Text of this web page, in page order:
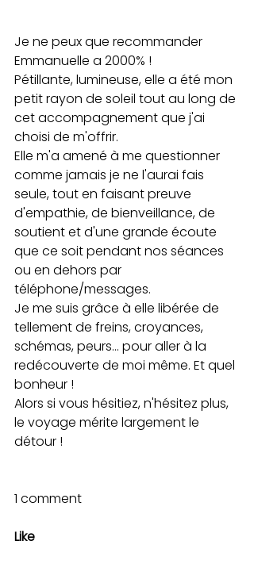
Je ne peux que recommander
Emmanuelle a 2000% !
Pétillante, lumineuse, elle a été mon
petit rayon de soleil tout au long de
cet accompagnement que j'ai
choisi de m'offrir.
Elle m'a amené à me questionner
comme jamais je ne l'aurai fais
seule, tout en faisant preuve
d'empathie, de bienveillance, de
soutient et d'une grande écoute
que ce soit pendant nos séances
ou en dehors par
téléphone/messages.
Je me suis grâce à elle libérée de
tellement de freins, croyances,
schémas, peurs... pour aller à la
redécouverte de moi même. Et quel
bonheur !
Alors si vous hésitiez, n'hésitez plus,
le voyage mérite largement le
détour !
1 comment
Like